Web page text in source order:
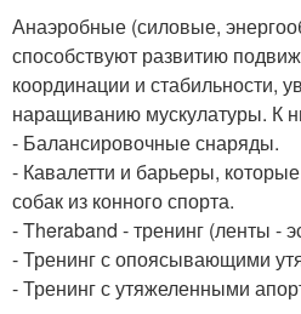
Анаэробные (силовые,
способствуют развитию
координации и стабильности,
наращиванию мускулатуры. К
- Балансировочные снаряды.
- Кавалетти и барьеры,
собак из конного спорта.
- Theraband - тренинг (ленты -
- Тренинг с опоясывающими
- Тренинг с утяжеленными